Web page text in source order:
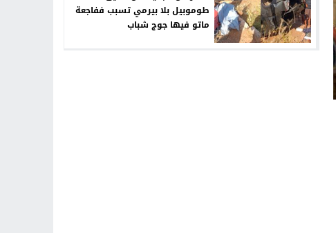
طوموبيل بلا بيرمي تسبب ففاجعة
ماتو فيها جوج شباب